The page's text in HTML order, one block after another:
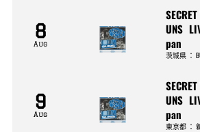
8
Aug
UNS
pan
茨城県 ：
9
Aug
UNS
pan
東京都 ：